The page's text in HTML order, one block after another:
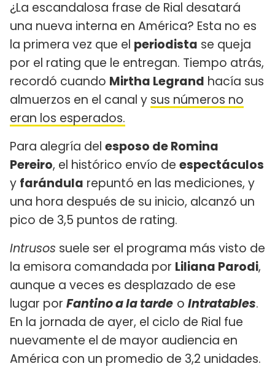
¿La escandalosa frase de Rial desatará
una nueva interna en América? Esta no es
la primera vez que el periodista se queja
por el rating que le entregan. Tiempo atrás,
recordó cuando Mirtha Legrand hacía sus
almuerzos en el canal y sus números no
eran los esperados.
Para alegría del esposo de Romina
Pereiro, el histórico envío de espectáculos
y farándula repuntó en las mediciones, y
una hora después de su inicio, alcanzó un
pico de 3,5 puntos de rating.
Intrusos suele ser el programa más visto de
la emisora comandada por Liliana Parodi,
aunque a veces es desplazado de ese
lugar por Fantino a la tarde o Intratables.
En la jornada de ayer, el ciclo de Rial fue
nuevamente el de mayor audiencia en
América con un promedio de 3,2 unidades.